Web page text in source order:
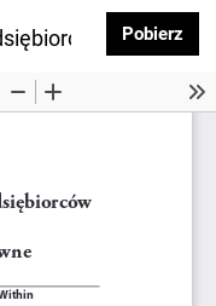
na
Pobierz